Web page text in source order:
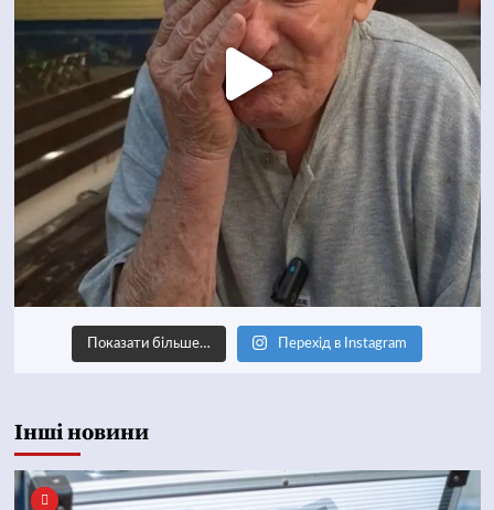
Показати більше… Перехід в Instagram
Інші новини